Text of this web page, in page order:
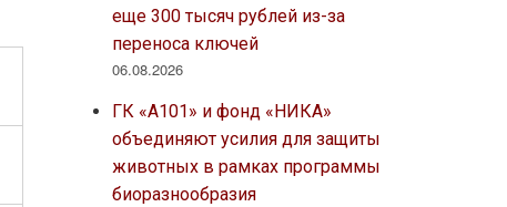
еще 300 тысяч рублей из-за
переноса ключей
06.08.2026
ГК «А101» и фонд «НИКА»
объединяют усилия для защиты
животных в рамках программы
биоразнообразия